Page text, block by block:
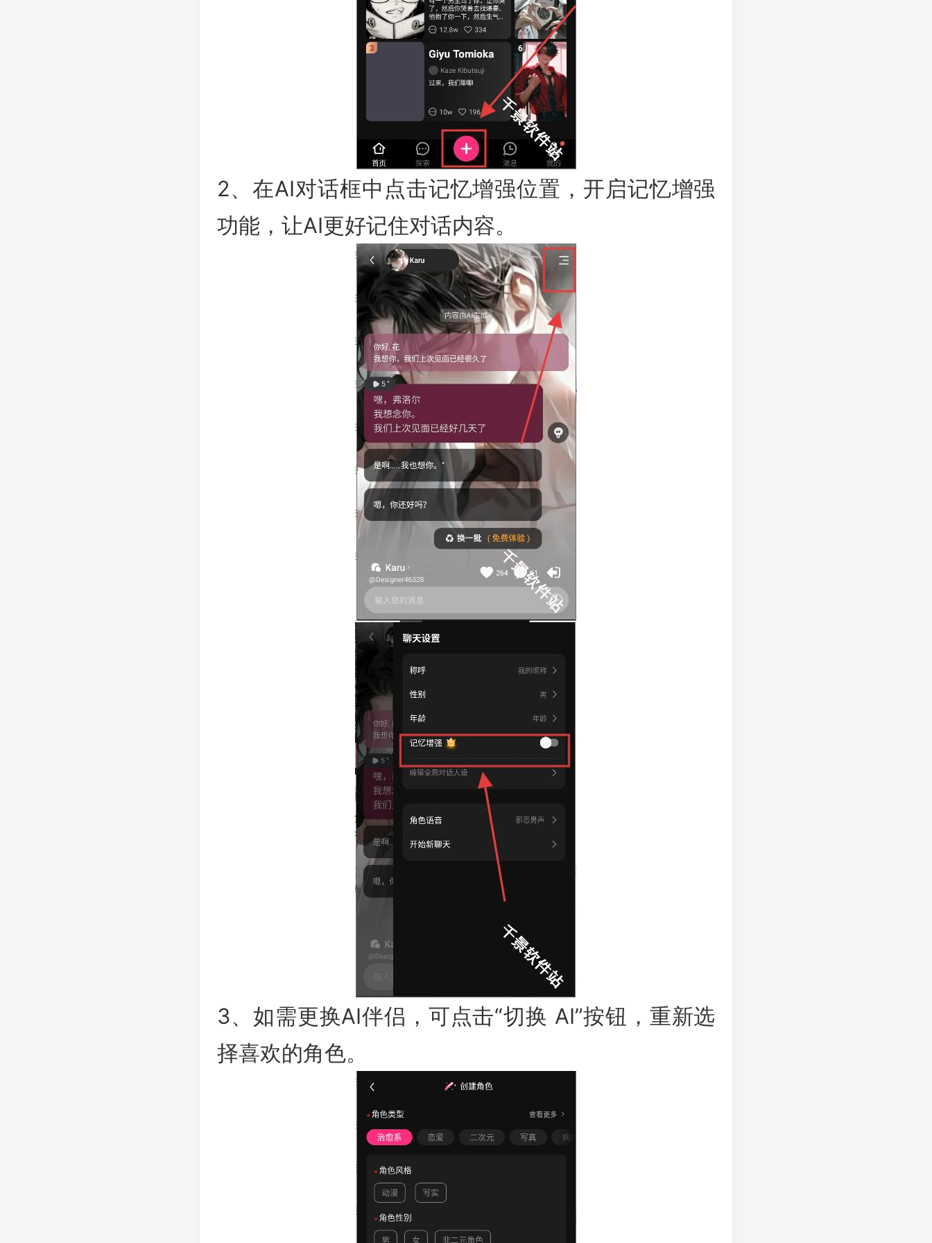
2、在AI对话框中点击记忆增强位置，开启记忆增强
功能，让AI更好记住对话内容。
3、如需更换AI伴侣，可点击“切换 AI”按钮，重新选
择喜欢的角色。